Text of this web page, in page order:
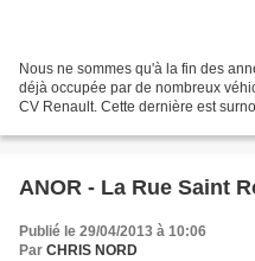
Nous ne sommes qu'à la fin des
déjà occupée par de nombreux
CV Renault. Cette dernière est
ANOR - La Rue Saint
Publié le 29/04/2013 à 10:06
Par CHRIS NORD